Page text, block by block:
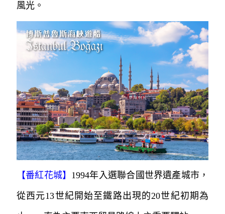
風光。
【番紅花城】 1994年入選聯合國世界遺產城市，
從西元13世紀開始至鐵路出現的20世紀初期為